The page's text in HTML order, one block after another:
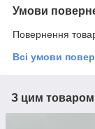
Умови
Повернення
Всі умови
З цим